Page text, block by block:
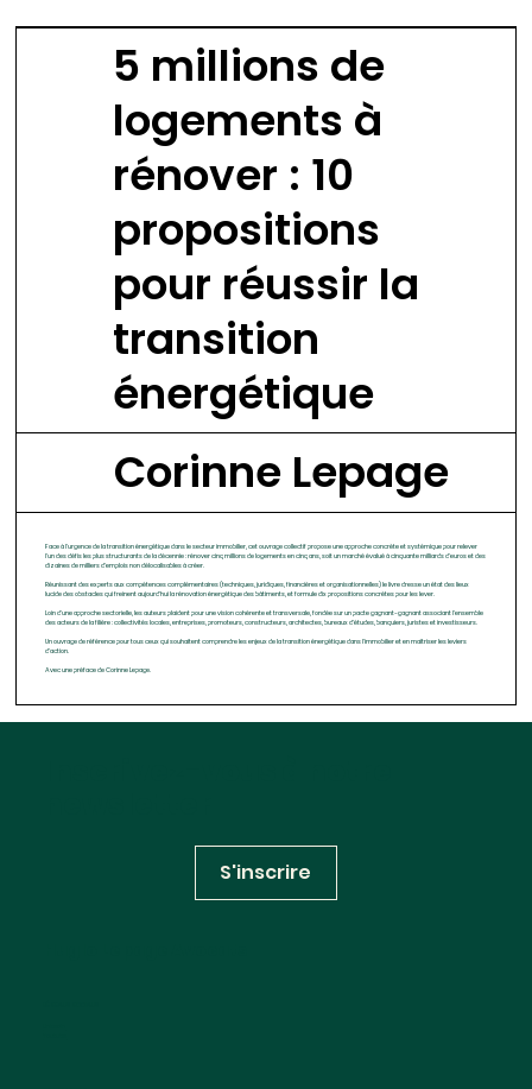
5 millions de
logements à
rénover : 10
propositions
pour réussir la
transition
énergétique
Face à l'urgence de la transition énergétique dans le secteur immobilier, cet ouvrage collectif propose une approche concrète et systémique pour relever
l'un des défis les plus structurants de la décennie : rénover cinq millions de logements en cinq ans, soit un marché évalué à cinquante milliards d'euros et des
dizaines de milliers d'emplois non délocalisables à créer.
Réunissant des experts aux compétences complémentaires (techniques, juridiques, financières et organisationnelles) le livre dresse un état des lieux
lucide des obstacles qui freinent aujourd'hui la rénovation énergétique des bâtiments, et formule dix propositions concrètes pour les lever.
Loin d'une approche sectorielle, les auteurs plaident pour une vision cohérente et transversale, fondée sur un pacte gagnant-gagnant associant l'ensemble
des acteurs de la filière : collectivités locales, entreprises, promoteurs, constructeurs, architectes, bureaux d'études, banquiers, juristes et investisseurs.
Un ouvrage de référence pour tous ceux qui souhaitent comprendre les enjeux de la transition énergétique dans l'immobilier et en maîtriser les leviers
d'action.
Avec une préface de Corinne Lepage.
Corinne Lepage
S'inscrire